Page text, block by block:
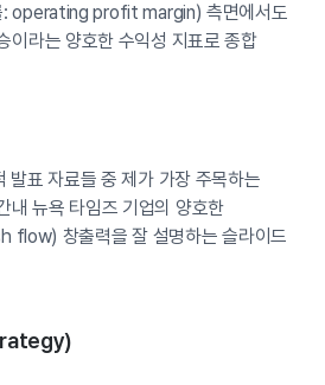
: operating profit margin) 측면에서도
이라는 양호한 수익성 지표로 종합
표 자료들 중 제가 가장 주목하는
내 뉴욕 타임즈 기업의 양호한
flow) 창출력을 잘 설명하는 슬라이드